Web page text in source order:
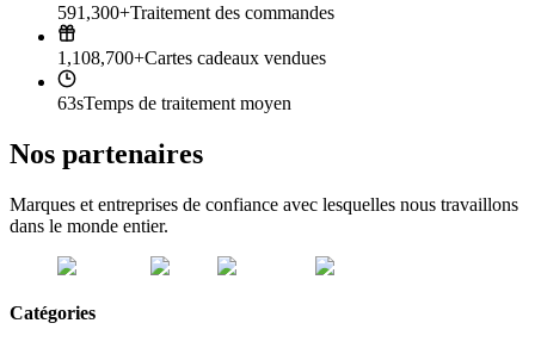
591,300+Traitement des commandes
1,108,700+Cartes cadeaux vendues
63sTemps de traitement moyen
Nos partenaires
Marques et entreprises de confiance avec lesquelles nous travaillons
dans le monde entier.
Catégories